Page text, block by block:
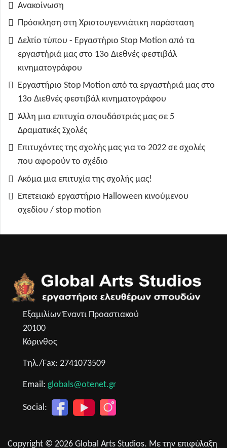
Ανακοίνωση
Πρόσκληση στη Χριστουγεννιάτικη παράσταση
Δελτίο τύπου - Εργαστήριο Stop Motion από τα
εργαστήριά μας στο 13ο Διεθνές φεστιβάλ
κινηματογράφου
Εργαστήριο Stop Motion από τα εργαστήριά μας στο
13ο Διεθνές φεστιβάλ κινηματογράφου
Άλλη μια επιτυχία σπουδάστριάς μας σε 5
Δραματικές Σχολές
Επιτυχόντες της σχολής μας για το 2022 σε σχολές
που αφορούν το σχέδιο
Ακόμα μια επιτυχία της σχολής μας!
Επετειακό εργαστήριο Halloween κινούμενου
σχεδίου / stop motion
Εξαμιλίων Έναντι Προαστιακού
20100
Κόρινθος
Τηλ./Fax: 2741073509
Email: globals@otenet.gr
Social:
Copyright © 2026 Global Arts Studios. Με την επιφύλαξη